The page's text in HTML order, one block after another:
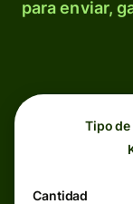
para enviar,
Tipo
Cantidad